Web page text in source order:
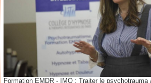
Formation EMDR - IMO : Traiter le psychotrauma